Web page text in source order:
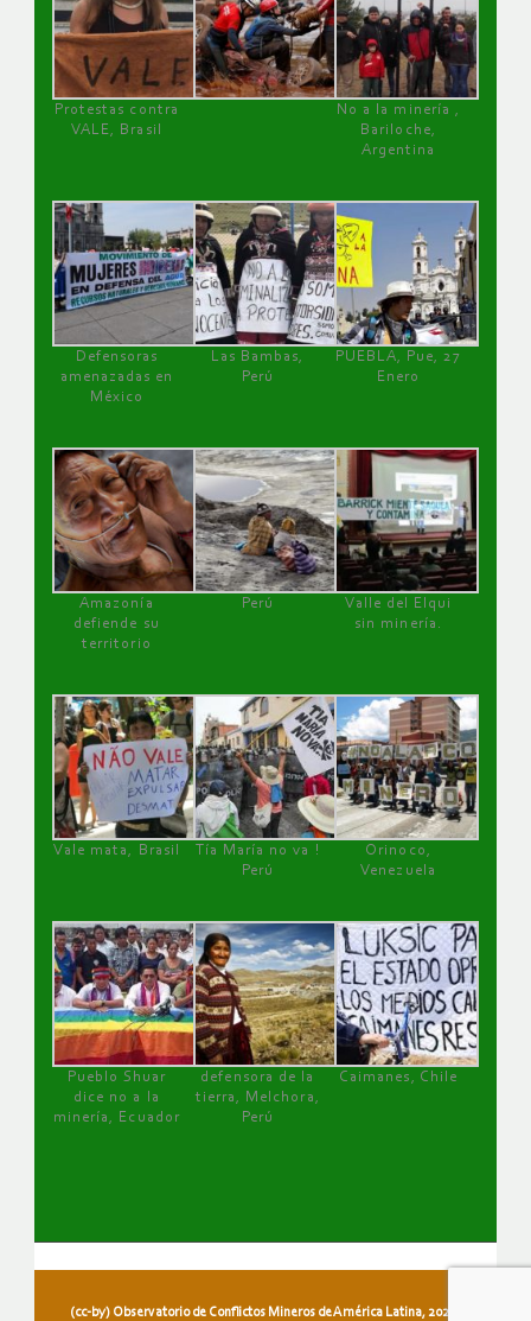
Protestas contra
VALE, Brasil
No a la minería ,
Bariloche,
Argentina
Defensoras
amenazadas en
México
Las Bambas,
Perú
PUEBLA, Pue, 27
Enero
Amazonía
defiende su
territorio
Perú
Valle del Elqui
sin minería.
Vale mata, Brasil
Tía María no va !
Perú
Orinoco,
Venezuela
Pueblo Shuar
dice no a la
minería, Ecuador
defensora de la
tierra, Melchora,
Perú
Caimanes, Chile
(cc-by) Observatorio de Conflictos Mineros de América Latina, 2026